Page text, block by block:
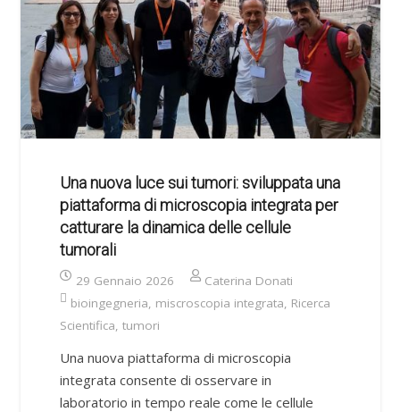
Una nuova luce sui tumori: sviluppata una
piattaforma di microscopia integrata per
catturare la dinamica delle cellule
tumorali
29 Gennaio 2026
Caterina Donati
bioingegneria, miscroscopia integrata, Ricerca
Scientifica, tumori
Una nuova piattaforma di microscopia
integrata consente di osservare in
laboratorio in tempo reale come le cellule